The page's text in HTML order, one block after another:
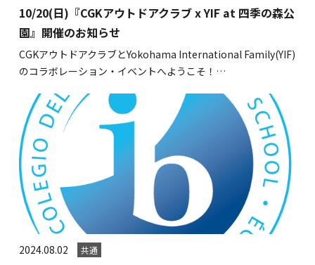
お問い合わせ
SCHOOL NEWS
学校経営コンサル
企業情報
採用・求人情報
保育園用物件紹介
横浜市物件情報募集
10/20(日)『CGKアウトドアクラブ x YIF at 四季の森公
園』開催のお知らせ
CGKアウトドアクラブとYokohama International Family(YIF)
のコラボレーション・イベントへようこそ！…
2024.08.02 共通